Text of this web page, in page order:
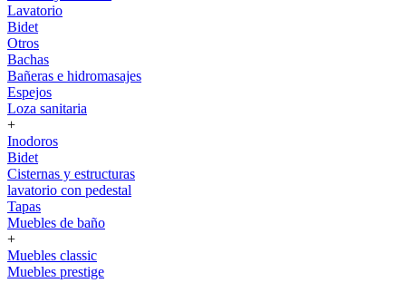
Lavatorio
Bidet
Otros
Bachas
Bañeras e hidromasajes
Espejos
Loza sanitaria
+
Inodoros
Bidet
Cisternas y estructuras
lavatorio con pedestal
Tapas
Muebles de baño
+
Muebles classic
Muebles prestige